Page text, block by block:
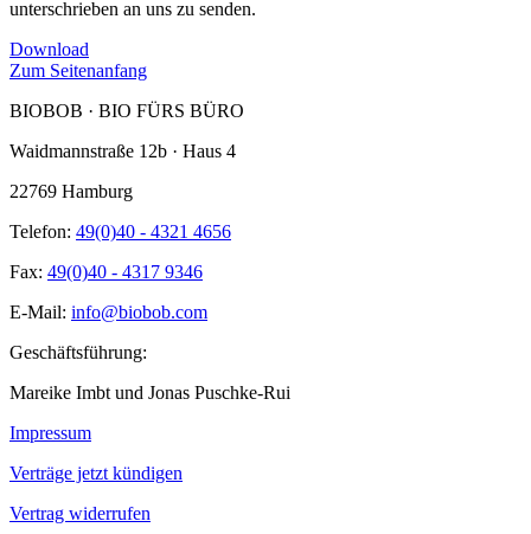
unterschrieben an uns zu senden.
Download
Zum Seitenanfang
BIOBOB · BIO FÜRS BÜRO
Waidmannstraße 12b · Haus 4
22769 Hamburg
Telefon: 49(0)40 - 4321 4656
Fax: 49(0)40 - 4317 9346
E-Mail: info@biobob.com
Geschäftsführung:
Mareike Imbt und Jonas Puschke-Rui
Impressum
Verträge jetzt kündigen
Vertrag widerrufen